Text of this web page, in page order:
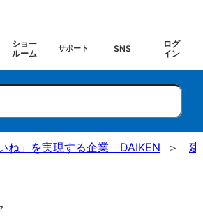
ショー
ルーム
サポート SNS
ログ
イン
ね」を実現する企業 DAIKEN 建